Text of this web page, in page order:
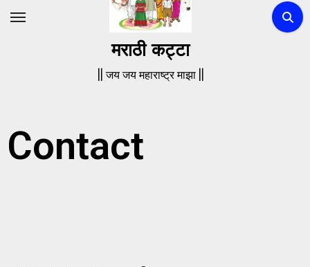
मराठी कट्टा
|| जय जय महाराष्ट्र माझा ||
Contact